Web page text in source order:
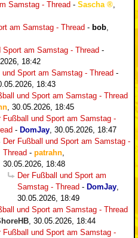
Samstag - Thread - Sascha
am Samstag - Thread - bob
Sport am Samstag - Thread -
18:42
und Sport am Samstag - Thread -
18:43
und Sport am Samstag - Thread
30.05.2026, 18:45
Fußball und Sport am Samstag -
- DomJay 30.05.2026, 18:47
Der Fußball und Sport am Samstag -
Thread - patrahn
30.05.2026, 18:48
Der Fußball und Sport am
Samstag - Thread - DomJay
30.05.2026, 18:49
und Sport am Samstag - Thread
30.05.2026, 18:44
Fußball und Sport am Samstag -